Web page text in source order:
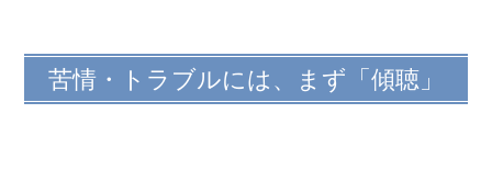
苦情・トラブルには、まず「傾聴」